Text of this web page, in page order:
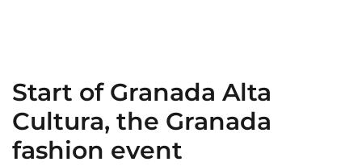
Start of Granada Alta
Cultura, the Granada
fashion event